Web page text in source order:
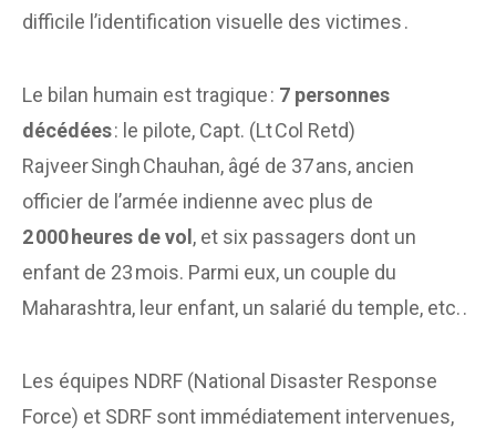
difficile l’identification visuelle des victimes .
Le bilan humain est tragique : 7 personnes
décédées: le pilote, Capt. (Lt Col Retd)
Rajveer Singh Chauhan, âgé de 37 ans, ancien
officier de l’armée indienne avec plus de
2 000 heures de vol, et six passagers dont un
enfant de 23 mois. Parmi eux, un couple du
Maharashtra, leur enfant, un salarié du temple, etc. .
Les équipes NDRF (National Disaster Response
Force) et SDRF sont immédiatement intervenues,